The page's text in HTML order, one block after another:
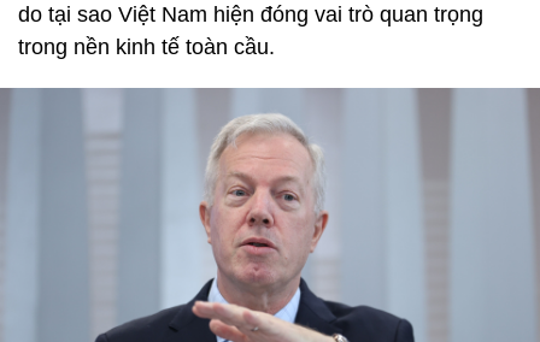
do tại sao Việt Nam hiện đóng vai trò quan trọng
trong nền kinh tế toàn cầu.